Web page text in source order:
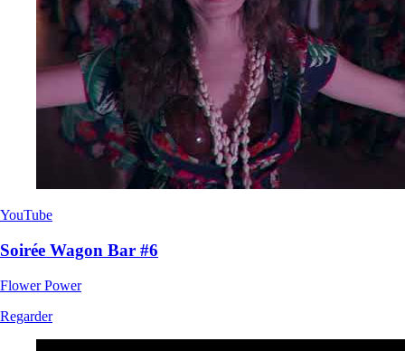
YouTube
Soirée Wagon Bar #6
Flower Power
Regarder